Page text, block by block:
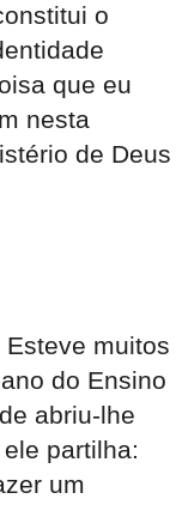
o
que eu
nesta
de Deus
muitos
do Ensino
abriu-lhe
partilha:
um